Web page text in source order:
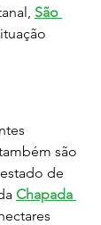
São
são
de
Chapada